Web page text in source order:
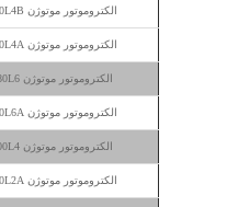
الکتروموتور موتوژن 180L4B
الکتروموتور موتوژن 180L4A
الکتروموتور موتوژن 180L6
الکتروموتور موتوژن 200L6A
الکتروموتور موتوژن 200L4
الکتروموتور موتوژن 200L2A